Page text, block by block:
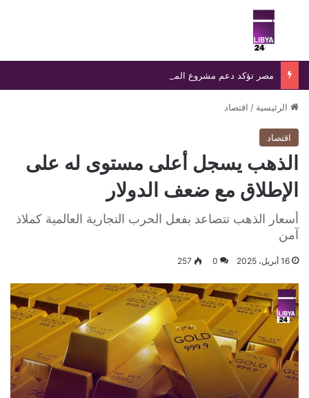
بحث عن
الرئيسية / اقتصاد
اقتصاد
الذهب يسجل أعلى مستوى له على
الإطلاق مع ضعف الدولار
أسعار الذهب تتصاعد بفعل الحرب التجارية العالمية كملاذ
آمن
16 أبريل، 2025 0
257